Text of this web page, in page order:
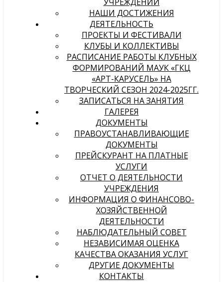
НАШИ ДОСТИЖЕНИЯ
ДЕЯТЕЛЬНОСТЬ
ПРОЕКТЫ И ФЕСТИВАЛИ
КЛУБЫ И КОЛЛЕКТИВЫ
РАСПИСАНИЕ РАБОТЫ КЛУБНЫХ
ФОРМИРОВАНИЙ МАУК «ГКЦ
«АРТ-КАРУСЕЛЬ» НА
ТВОРЧЕСКИЙ СЕЗОН 2024-2025ГГ.
ЗАПИСАТЬСЯ НА ЗАНЯТИЯ
ГАЛЕРЕЯ
ДОКУМЕНТЫ
ПРАВОУСТАНАВЛИВАЮЩИЕ
ДОКУМЕНТЫ
ПРЕЙСКУРАНТ НА ПЛАТНЫЕ
УСЛУГИ
ОТЧЕТ О ДЕЯТЕЛЬНОСТИ
УЧРЕЖДЕНИЯ
ИНФОРМАЦИЯ О ФИНАНСОВО-
ХОЗЯЙСТВЕННОЙ
ДЕЯТЕЛЬНОСТИ
НАБЛЮДАТЕЛЬНЫЙ СОВЕТ
НЕЗАВИСИМАЯ ОЦЕНКА
КАЧЕСТВА ОКАЗАНИЯ УСЛУГ
ДРУГИЕ ДОКУМЕНТЫ
КОНТАКТЫ